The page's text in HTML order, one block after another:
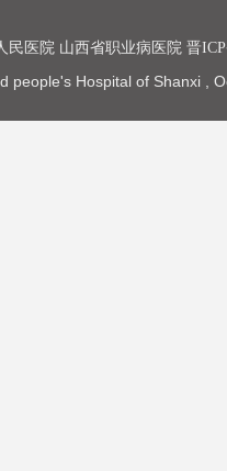
民医院 山西省职业病医院 晋
people's Hospital of Shanxi ,